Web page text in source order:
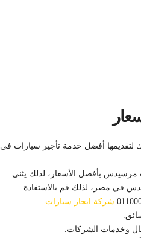
لتقديمها أفضل خدمة تأجير سيارات فى
مرسيدس بأفضل الأسعار، لذلك يثني
في مصر، لذلك قم بالاستفادة
شركة ايجار سيارات
وخدمات الشركات.